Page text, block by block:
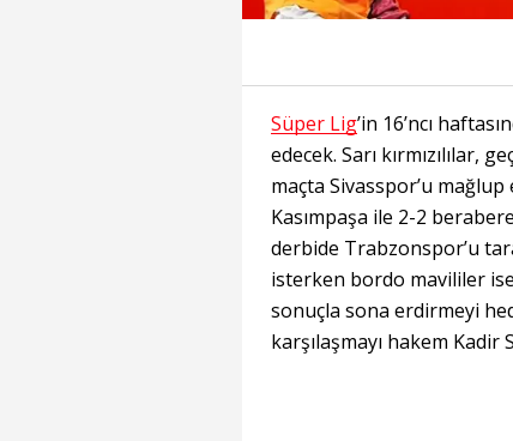
Süper Lig’in 16’ncı
edecek. Sarı kırmızılılar,
maçta Sivasspor’u
Kasımpaşa ile 2-2
derbide Trabzonspor’u
isterken bordo mavililer
sonuçla sona erdirmeyi
karşılaşmayı hakem Kadir